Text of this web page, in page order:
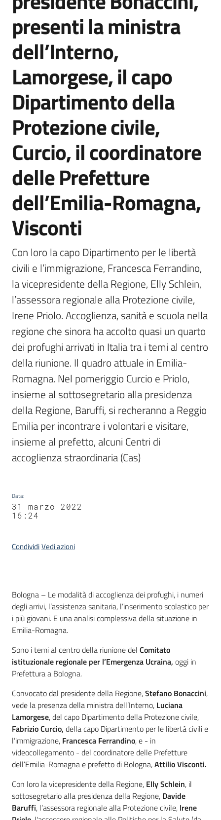
presenti la ministra
dell’Interno,
Lamorgese, il capo
Dipartimento della
Protezione civile,
Curcio, il coordinatore
delle Prefetture
dell’Emilia-Romagna,
Visconti
Con loro la capo Dipartimento per le libertà
civili e l’immigrazione, Francesca Ferrandino,
la vicepresidente della Regione, Elly Schlein,
l’assessora regionale alla Protezione civile,
Irene Priolo. Accoglienza, sanità e scuola nella
regione che sinora ha accolto quasi un quarto
dei profughi arrivati in Italia tra i temi al centro
della riunione. Il quadro attuale in Emilia-
Romagna. Nel pomeriggio Curcio e Priolo,
insieme al sottosegretario alla presidenza
della Regione, Baruffi, si recheranno a Reggio
Emilia per incontrare i volontari e visitare,
insieme al prefetto, alcuni Centri di
accoglienza straordinaria (Cas)
Data:
31 marzo 2022
16:24
CondividiVedi azioni
Contenuto
Bologna – Le modalità di accoglienza dei profughi, i numeri
degli arrivi, l’assistenza sanitaria, l’inserimento scolastico per
i più giovani. E una analisi complessiva della situazione in
Emilia-Romagna.
Sono i temi al centro della riunione del Comitato
istituzionale regionale per l’Emergenza Ucraina, oggi in
Prefettura a Bologna.
Convocato dal presidente della Regione,Stefano Bonaccini,
vede la presenza della ministra dell’Interno, Luciana
Lamorgese, del capo Dipartimento della Protezione civile,
Fabrizio Curcio, della capo Dipartimento per le libertà civili e
l’immigrazione, Francesca Ferrandino, e - in
videocollegamento - del coordinatore delle Prefetture
dell’Emilia-Romagna e prefetto di Bologna,AttilioVisconti.
Con loro la vicepresidente della Regione, Elly Schlein, il
sottosegretario alla presidenza della Regione, Davide
Baruffi, l’assessora regionale alla Protezione civile, Irene